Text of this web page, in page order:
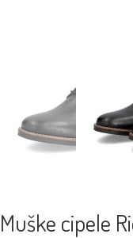
Muške cipele